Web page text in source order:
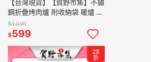
【台灣現貨】【賀野市集】不鏽
鋼折疊烤肉爐 附收納袋 暖爐 柴
火爐 烤肉架 露營 野炊 戶外 露
營 野外 廚房 烹飪 便攜
$1,099
$599
28
折